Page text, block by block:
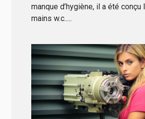
manque d’hygiène, il a été conçu
mains w.c.....